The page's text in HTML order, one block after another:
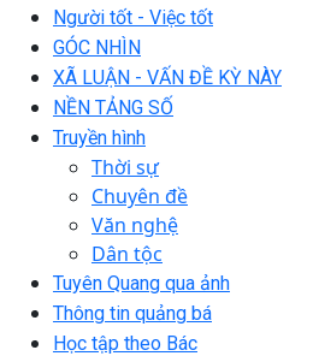
Người tốt - Việc tốt
GÓC NHÌN
XÃ LUẬN - VẤN ĐỀ KỲ NÀY
NỀN TẢNG SỐ
Truyền hình
Thời sự
Chuyên đề
Văn nghệ
Dân tộc
Tuyên Quang qua ảnh
Thông tin quảng bá
Học tập theo Bác